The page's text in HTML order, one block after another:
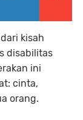
kisah
disabilitas
ini
cinta,
orang.